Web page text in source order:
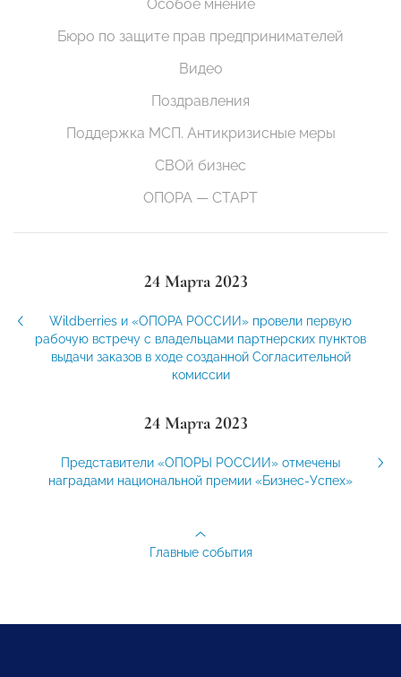
Особое мнение
Бюро по защите прав предпринимателей
Видео
Поздравления
Поддержка МСП. Антикризисные меры
СВОй бизнес
ОПОРА — СТАРТ
24 Марта 2023
Wildberries и «ОПОРА РОССИИ» провели первую
рабочую встречу с владельцами партнерских пунктов
выдачи заказов в ходе созданной Согласительной
комиссии
24 Марта 2023
Представители «ОПОРЫ РОССИИ» отмечены
наградами национальной премии «Бизнес-Успех»
Главные события